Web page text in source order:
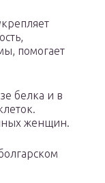
помогает
белка и в
женщин.